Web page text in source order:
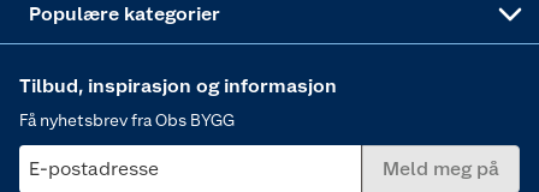
Populære kategorier
Tilbud, inspirasjon og informasjon
Få nyhetsbrev fra Obs BYGG
E-postadresse Meld meg på